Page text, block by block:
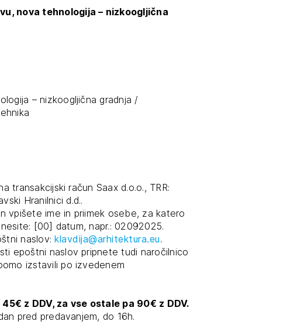
SE
GESLO
nova tehnologija – nizkoogljična
– nizkoogljična gradnja /
transakcijski račun Saax d.o.o., TRR:
Hranilnici d.d..
vpišete ime in priimek osebe, za katero
[00] datum, napr.: 02092025.
naslov:klavdija@arhitektura.eu.
epoštni naslov pripnete tudi naročilnico
izstavili po izvedenem
z DDV, za vse ostale pa 90€ z DDV.
pred predavanjem, do 16h.